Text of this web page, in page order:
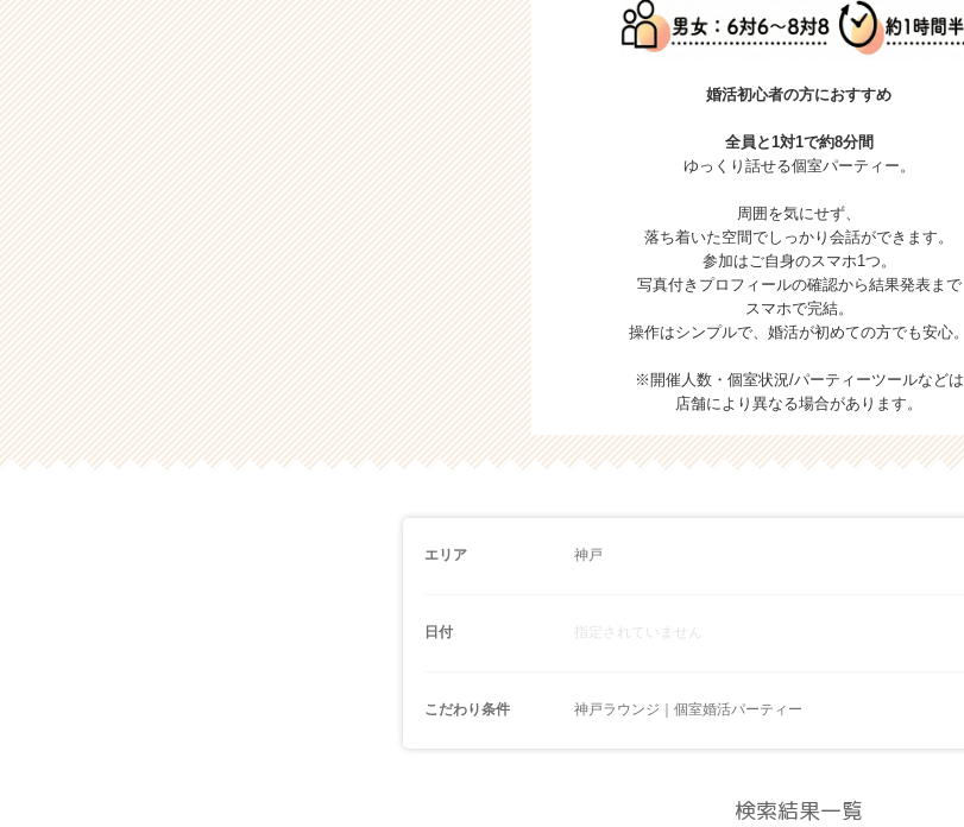
婚活初心者の方におすすめ
全員と1対1で約8分間
ゆっくり話せる個室パーティー。
周囲を気にせず、
落ち着いた空間でしっかり会話ができます。
参加はご自身のスマホ1つ。
写真付きプロフィールの確認から結果発表まで
スマホで完結。
操作はシンプルで、婚活が初めての方でも安心。
※開催人数・個室状況/パーティーツールなどは
店舗により異なる場合があります。
エリア 神戸
日付 指定されていません
こだわり条件 神戸ラウンジ｜個室婚活パーティー
検索結果一覧